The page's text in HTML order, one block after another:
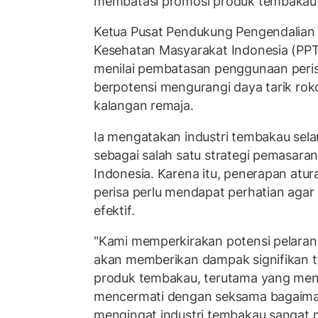
Ketua Pusat Pendukung
Kesehatan Masyarakat Indonesia
menilai pembatasan penggunaan
berpotensi mengurangi daya tarik
kalangan remaja.
Ia mengatakan industri tembakau
sebagai salah satu strategi
Indonesia. Karena itu, penerapan
perisa perlu mendapat perhatian
efektif.
"Kami memperkirakan potensi
akan memberikan dampak signifikan
produk tembakau, terutama yang
mencermati dengan seksama
mengingat industri tembakau sangat